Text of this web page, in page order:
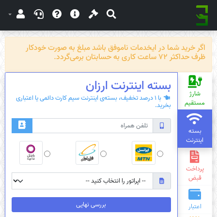
اگر خرید شما در ایخدمات ناموفق باشد مبلغ به صورت خودکار
ظرف حداکثر 72 ساعت کاری به حسابتان برمی‌گردد.
شارژ
مستقیم
بسته
اینترنت
پرداخت
قبض
اعتبار
بسته‌ اینترنت ارزان
با 1 درصد تخفیف، بسته‌ی اینترنت سیم کارت دائمی یا اعتباری
بخرید.
بررسی نهایی